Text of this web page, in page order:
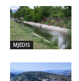
MJEDIS